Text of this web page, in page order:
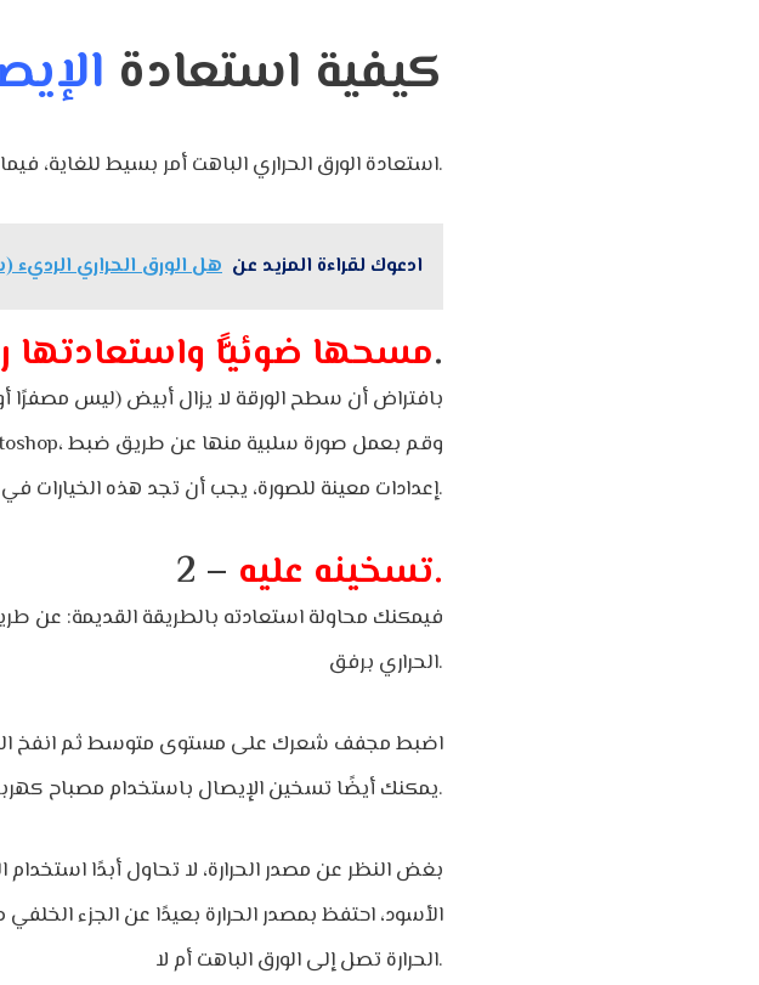
كيفية استعادة
استعادة الورق الحراري الباهت أمر بسيط للغاية، فيما يلي 3 طرق للقيام بذلك.
ادعوك لقراءة المزيد عن هل الورق الحراري
مسحها ضوئيًّا واستعادتها.
بافتراض أن سطح الورقة لا يزال أبيض (ليس مصفرًا
إعدادات معينة للصورة، يجب أن تجد هذه الخيارات في الأدوات المتوفرة في البرنامج.
2 – تسخينه عليه.
الحراري برفق.
اضبط مجفف شعرك على مستوى متوسطثم انفخ
يمكنك أيضًا تسخين الإيصال باستخدام مصباح كهربائي إذا لم يكن لديك مجفف شعر.
بغض النظر عن مصدر الحرارة، لا تحاول أبدًا
الأسود، احتفظ بمصدر الحرارة بعيدًا عن الجزء
الحرارة تصل إلى الورق الباهت أم لا.